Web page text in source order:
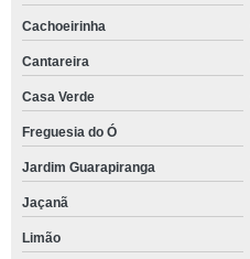
Cachoeirinha
Cantareira
Casa Verde
Freguesia do Ó
Jardim Guarapiranga
Jaçanã
Limão